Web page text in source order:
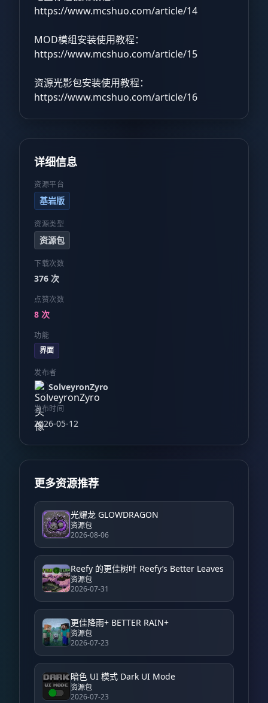
https://www.mcshuo.com/article/14
MOD模组安装使用教程：
https://www.mcshuo.com/article/15
资源光影包安装使用教程：
https://www.mcshuo.com/article/16
详细信息
资源平台
基岩版
资源类型
资源包
下载次数
376 次
点赞次数
8 次
功能
界面
发布者
SolveyronZyro
发布时间
2026-05-12
更多资源推荐
光耀龙 GLOWDRAGON
资源包
2026-08-06
Reefy 的更佳树叶 Reefy’s Better Leaves
资源包
2026-07-31
更佳降雨+ BETTER RAIN+
资源包
2026-07-23
暗色 UI 模式 Dark UI Mode
资源包
2026-07-23